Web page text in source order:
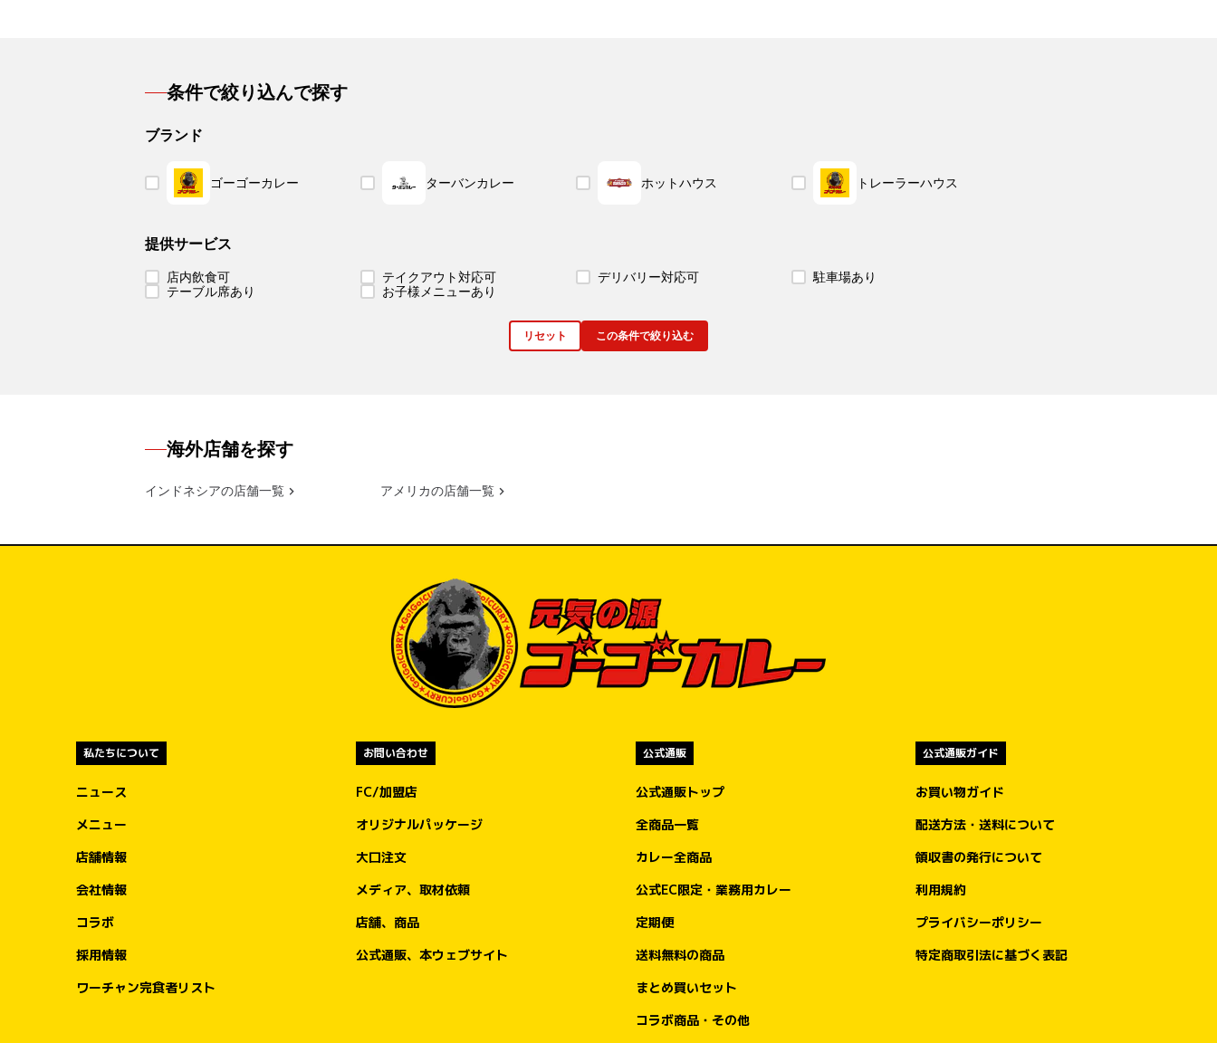
条件で絞り込んで探す
ブランド
ゴーゴーカレー ターバンカレー ホットハウス トレーラーハウス
提供サービス
店内飲食可 テイクアウト対応可 デリバリー対応可
駐車場あり
テーブル席あり
お子様メニューあり
リセット この条件で絞り込む
海外店舗を探す
インドネシアの店舗一覧 アメリカの店舗一覧
私たちについて
ニュース
メニュー
店舗情報
会社情報
コラボ
採用情報
ワーチャン完食者リスト
お問い合わせ
FC/加盟店
オリジナルパッケージ
大口注文
メディア、取材依頼
店舗、商品
公式通販、本ウェブサイト
公式通販
公式通販トップ
全商品一覧
カレー全商品
公式EC限定・業務用カレー
定期便
送料無料の商品
まとめ買いセット
コラボ商品・その他
公式通販ガイド
お買い物ガイド
配送方法・送料について
領収書の発行について
利用規約
プライバシーポリシー
特定商取引法に基づく表記